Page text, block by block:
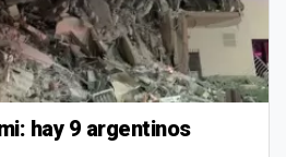
hay 9 argentinos